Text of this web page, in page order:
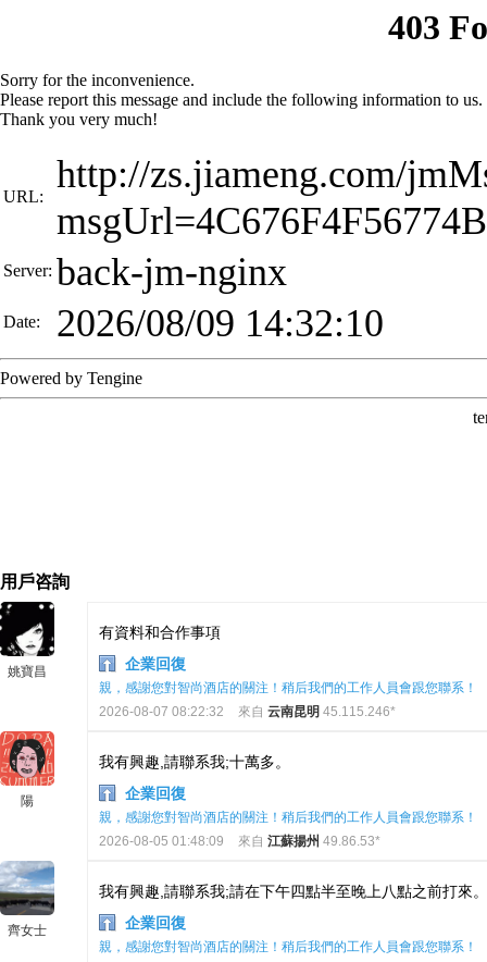
用戶咨詢
姚寶昌
有資料和合作事項
企業回復
親，感謝您對智尚酒店的關注！稍后我們的工作人員會跟您聯系！
2026-08-07 08:22:32
來自 云南昆明 45.115.246*
陽
我有興趣,請聯系我;十萬多。
企業回復
親，感謝您對智尚酒店的關注！稍后我們的工作人員會跟您聯系！
2026-08-05 01:48:09
來自 江蘇揚州 49.86.53*
齊女士
我有興趣,請聯系我;請在下午四點半至晚上八點之前打來。
企業回復
親，感謝您對智尚酒店的關注！稍后我們的工作人員會跟您聯系！